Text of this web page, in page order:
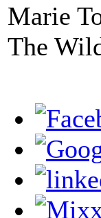
Marie
The